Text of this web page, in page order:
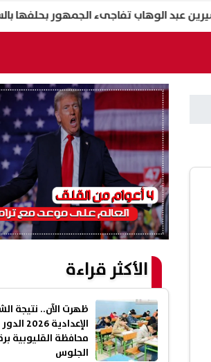
تفاجىء الجمهور بحلفها بالساحل
الأكثر قراءة
ظهرت الآن.. نتيجة
الإعدادية
محافظة القليوبية
الجلوس